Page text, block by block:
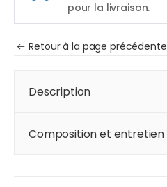
pour la livraison.
Retour à la page précédente
Description
Composition et entretien